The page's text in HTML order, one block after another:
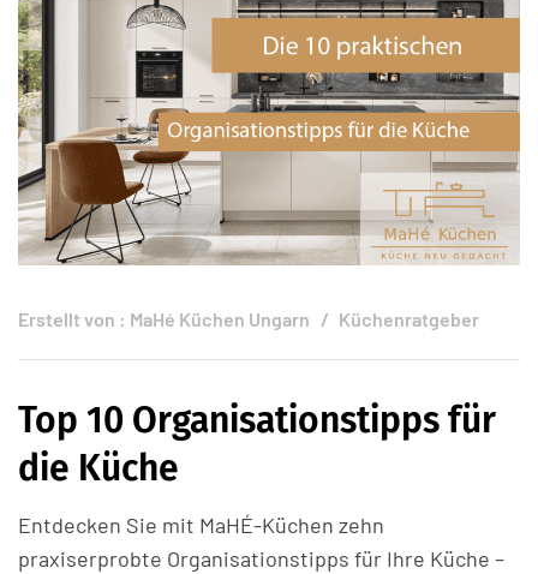
Erstellt von : MaHé Küchen Ungarn Küchenratgeber
Top 10 Organisationstipps für
die Küche
Entdecken Sie mit MaHÉ-Küchen zehn
praxiserprobte Organisationstipps für Ihre Küche –